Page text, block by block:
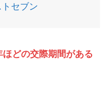
セブン
ほどの交際期間がある